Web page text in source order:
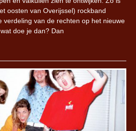
oosten van Overijssel) rockband
verdeling van de rechten op het nieuwe
doe je dan? Dan